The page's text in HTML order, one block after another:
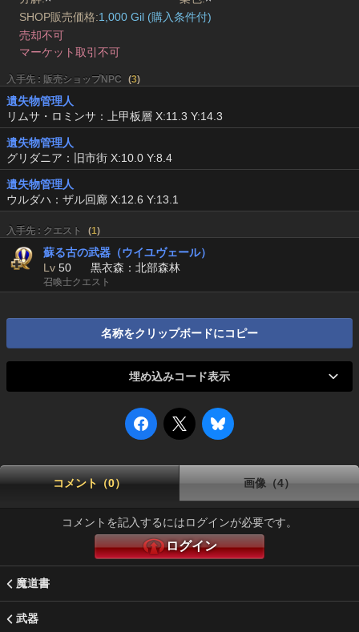
SHOP販売価格:1,000 Gil (購入条件付)
売却不可
マーケット取引不可
入手先 : 販売ショップNPC (3)
遺失物管理人
リムサ・ロミンサ：上甲板層 X:11.3 Y:14.3
遺失物管理人
グリダニア：旧市街 X:10.0 Y:8.4
遺失物管理人
ウルダハ：ザル回廊 X:12.6 Y:13.1
入手先 : クエスト (1)
蘇る古の武器（ウイユヴェール）
Lv 50 黒衣森：北部森林
召喚士クエスト
名称をクリップボードにコピー
埋め込みコード表示
コメント（0） 画像（4）
コメントを記入するにはログインが必要です。
ログイン
魔道書
武器